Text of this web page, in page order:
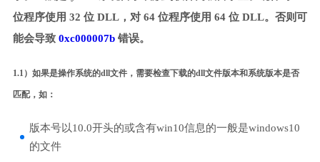
位程序使用 32 位 DLL，对 64 位程序使用 64 位 DLL。否则可
能会导致 0xc000007b错误。
1.1）如果是操作系统的dll文件，需要检查下载的dll文件版本和系统版本是否
匹配，如：
版本号以10.0开头的或含有win10信息的一般是windows10
的文件